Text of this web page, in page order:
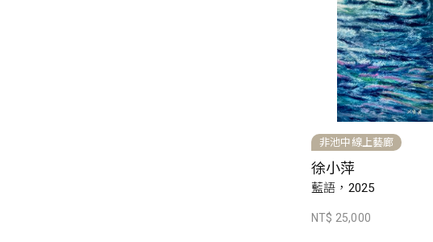
非池中線上藝廊
徐小萍
藍語，2025
NT$ 25,000